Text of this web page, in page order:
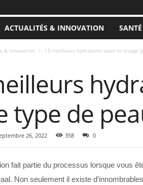
ACTUALITÉS & INNOVATION
& Innovation 15 meilleurs hydratants pour le visage
type de
26, 2022 358 0
fait partie du processus lorsque vous
Non seulement il existe